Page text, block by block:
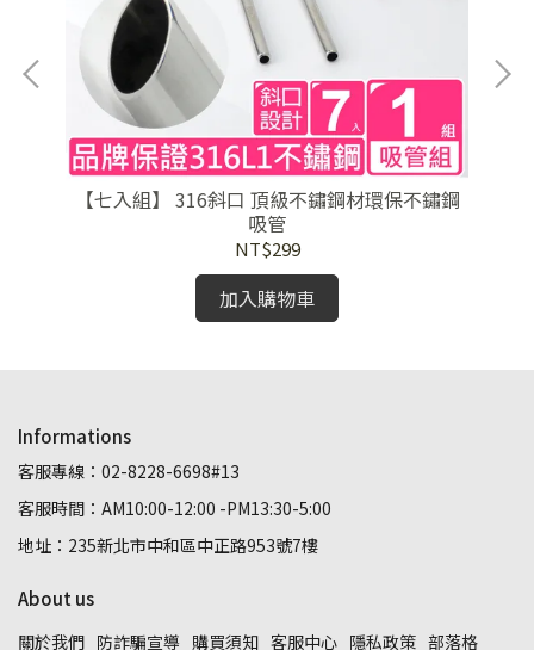
【七入組】 316斜口 頂級不鏽鋼材環保不鏽鋼
吸管
NT$299
加入購物車
Informations
客服專線：02-8228-6698#13
客服時間：AM10:00-12:00 -PM13:30-5:00
地址：235新北市中和區中正路953號7樓
About us
關於我們 防詐騙宣導 購買須知 客服中心 隱私政策 部落格